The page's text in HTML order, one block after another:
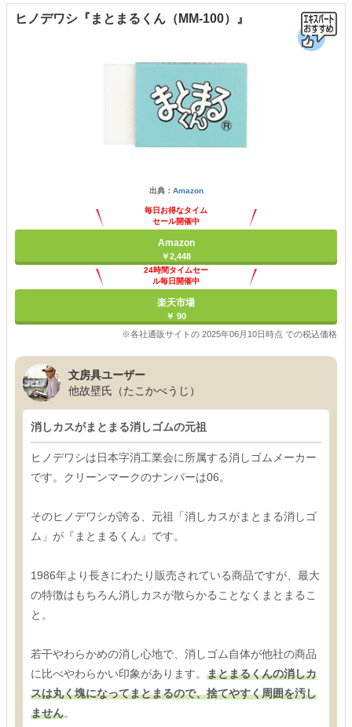
ヒノデワシ『まとまるくん（MM-100）』
出典： Amazon
毎日お得なタイム
セール開催中
Amazon
￥2,448
24時間タイムセー
ル毎日開催中
楽天市場
￥ 90
※各社通販サイトの 2025年06月10日時点 での税込価格
文房具ユーザー
他故壁氏（たこかべうじ）
消しカスがまとまる消しゴムの元祖
ヒノデワシは日本字消工業会に所属する消しゴムメーカー
です。クリーンマークのナンバーは06。
そのヒノデワシが誇る、元祖「消しカスがまとまる消しゴ
ム」が『まとまるくん』です。
1986年より長きにわたり販売されている商品ですが、最大
の特徴はもちろん消しカスが散らかることなくまとまるこ
と。
若干やわらかめの消し心地で、消しゴム自体が他社の商品
に比べやわらかい印象があります。 まとまるくんの消しカ
スは丸く塊になってまとまるので、捨てやすく周囲を汚し
ません。